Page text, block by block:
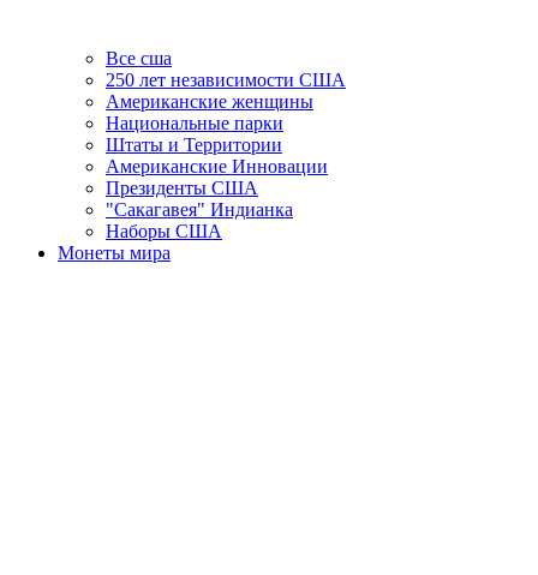
Все сша
250 лет независимости США
Американские женщины
Национальные парки
Штаты и Территории
Американские Инновации
Президенты США
"Сакагавея" Индианка
Наборы США
Монеты мира